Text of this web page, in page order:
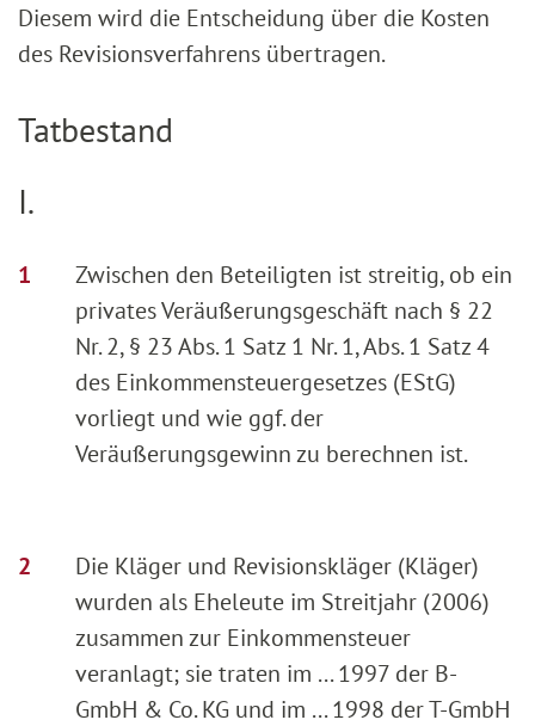
Diesem wird die Entscheidung über die Kosten
des Revisionsverfahrens übertragen.
Tatbestand
I.
Zwischen den Beteiligten ist streitig, ob ein
privates Veräußerungsgeschäft nach § 22
Nr. 2, § 23 Abs. 1 Satz 1 Nr. 1, Abs. 1 Satz 4
des Einkommensteuergesetzes (EStG)
vorliegt und wie ggf. der
Veräußerungsgewinn zu berechnen ist.
Die Kläger und Revisionskläger (Kläger)
wurden als Eheleute im Streitjahr (2006)
zusammen zur Einkommensteuer
veranlagt; sie traten im ... 1997 der B-
GmbH & Co. KG und im ... 1998 der T-GmbH